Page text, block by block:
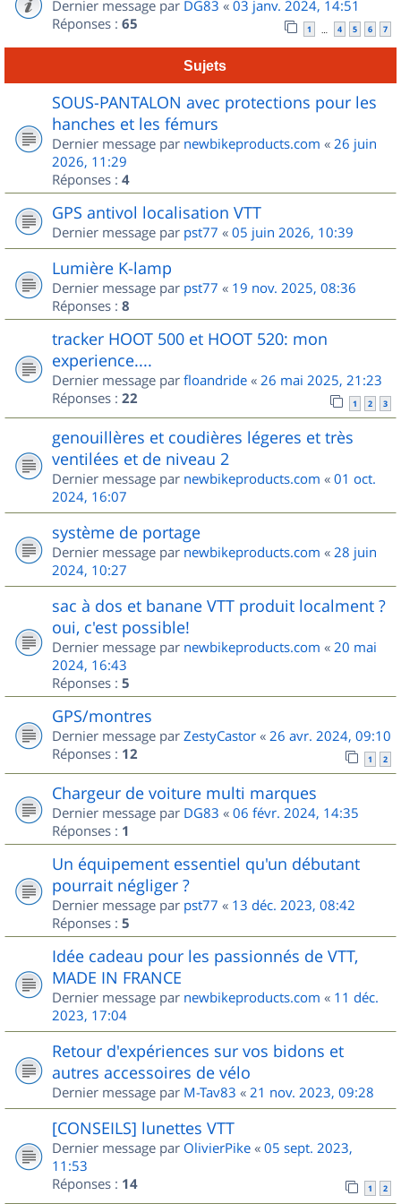
Dernier message par DG83 « 03 janv. 2024, 14:51
Réponses : 65 1 … 4 5 6 7
Sujets
SOUS-PANTALON avec protections pour les
hanches et les fémurs
Dernier message par newbikeproducts.com « 26 juin
2026, 11:29
Réponses : 4
GPS antivol localisation VTT
Dernier message par pst77 « 05 juin 2026, 10:39
Lumière K-lamp
Dernier message par pst77 « 19 nov. 2025, 08:36
Réponses : 8
tracker HOOT 500 et HOOT 520: mon
experience....
Dernier message par floandride « 26 mai 2025, 21:23
Réponses : 22 1 2 3
genouillères et coudières légeres et très
ventilées et de niveau 2
Dernier message par newbikeproducts.com « 01 oct.
2024, 16:07
système de portage
Dernier message par newbikeproducts.com « 28 juin
2024, 10:27
sac à dos et banane VTT produit localment ?
oui, c'est possible!
Dernier message par newbikeproducts.com « 20 mai
2024, 16:43
Réponses : 5
GPS/montres
Dernier message par ZestyCastor « 26 avr. 2024, 09:10
Réponses : 12 1 2
Chargeur de voiture multi marques
Dernier message par DG83 « 06 févr. 2024, 14:35
Réponses : 1
Un équipement essentiel qu'un débutant
pourrait négliger ?
Dernier message par pst77 « 13 déc. 2023, 08:42
Réponses : 5
Idée cadeau pour les passionnés de VTT,
MADE IN FRANCE
Dernier message par newbikeproducts.com « 11 déc.
2023, 17:04
Retour d'expériences sur vos bidons et
autres accessoires de vélo
Dernier message par M-Tav83 « 21 nov. 2023, 09:28
[CONSEILS] lunettes VTT
Dernier message par OlivierPike « 05 sept. 2023,
11:53
Réponses : 14 1 2